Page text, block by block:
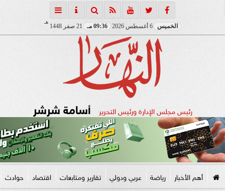
الخميس 09:36 مـ 21 صفر 1448
هـ
رئيس مجلس الإدارة ورئيس التحرير أسامة شرشر
أهم الأخبار رياضة عربي ودولي تقارير ومتابعات اقتصاد حوادث